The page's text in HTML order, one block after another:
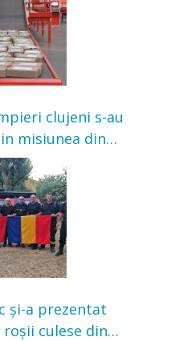
clujeni s-au
misiunea din
intervenit la
vegetație și
și-a prezentat
culese din